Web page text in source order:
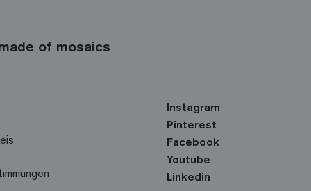
of mosaics
Instagram
Pinterest
Facebook
Youtube
Linkedin